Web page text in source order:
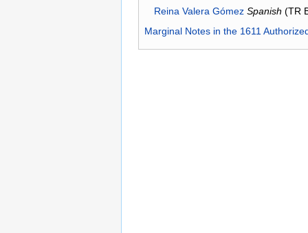
Reina Valera Gómez Spanish (TR
Marginal Notes in the 1611